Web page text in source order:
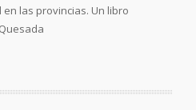
las provincias. Un libro